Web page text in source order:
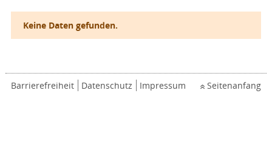
Keine Daten gefunden.
Barrierefreiheit Datenschutz Impressum Seitenanfang